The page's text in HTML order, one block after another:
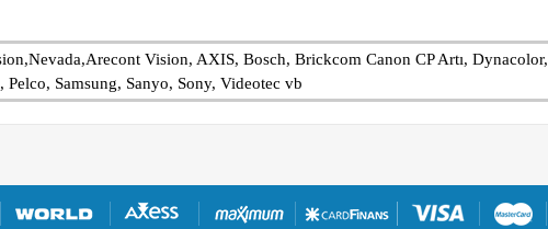
Vision, AXIS, Bosch, Brickcom Canon CP Artı, Dynacolor,
Pelco, Samsung, Sanyo, Sony, Videotec vb